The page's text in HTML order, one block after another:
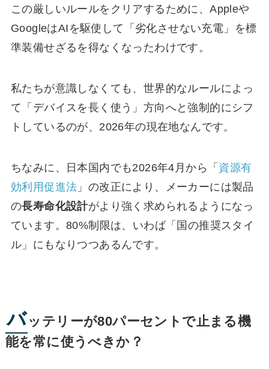
この厳しいルールをクリアするために、Appleや
GoogleはAIを駆使して「劣化させない充電」を標
準装備せざるを得なくなったわけです。
私たちが意識しなくても、世界的なルールによっ
て「デバイスを長く使う」方向へと強制的にシフ
トしているのが、2026年の現在地なんです。
ちなみに、日本国内でも2026年4月から「 資源有
効利用促進法 」の改正により、メーカーには製品
の長寿命化設計がより強く求められるようになっ
ています。80%制限は、いわば「国の推奨スタイ
ル」にもなりつつあるんです。
バッテリーが80パーセントで止まる機
能を常に使うべきか？